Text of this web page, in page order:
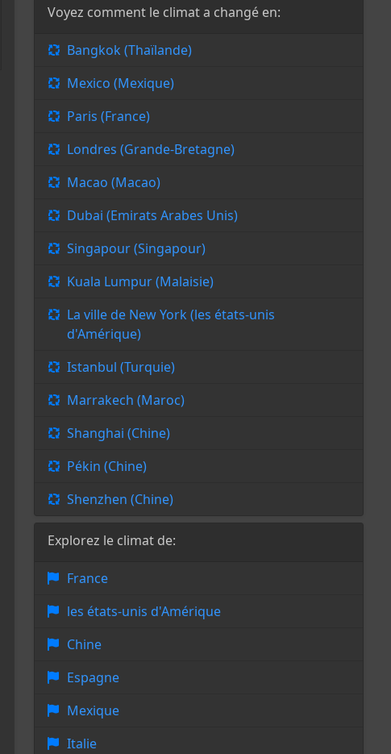
Voyez comment le climat a changé en:
Bangkok (Thaïlande)
Mexico (Mexique)
Paris (France)
Londres (Grande-Bretagne)
Macao (Macao)
Dubai (Emirats Arabes Unis)
Singapour (Singapour)
Kuala Lumpur (Malaisie)
La ville de New York (les états-unis
d'Amérique)
Istanbul (Turquie)
Marrakech (Maroc)
Shanghai (Chine)
Pékin (Chine)
Shenzhen (Chine)
Explorez le climat de:
France
les états-unis d'Amérique
Chine
Espagne
Mexique
Italie